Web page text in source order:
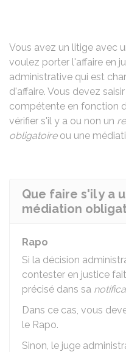
Vous avez un litige avec
voulez porter l'affaire en
administrative qui est
d'affaire. Vous devez
compétente en fonction
vérifier s'il y a ou non un
obligatoireou une
Que faire s'il y a
médiation
Rapo
Si la décision
contester en justice
précisé dans sa
Dans ce cas, vous
le Rapo.
Sinon, le juge